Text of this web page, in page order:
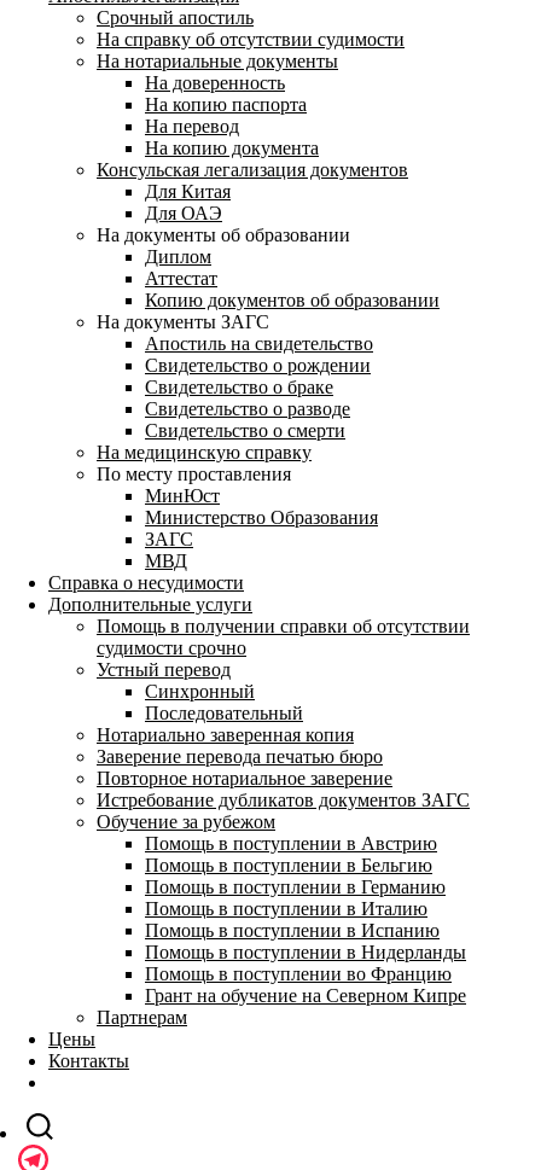
Срочный апостиль
На справку об отсутствии судимости
На нотариальные документы
На доверенность
На копию паспорта
На перевод
На копию документа
Консульская легализация документов
Для Китая
Для ОАЭ
На документы об образовании
Диплом
Аттестат
Копию документов об образовании
На документы ЗАГС
Апостиль на свидетельство
Свидетельство о рождении
Свидетельство о браке
Свидетельство о разводе
Свидетельство о смерти
На медицинскую справку
По месту проставления
МинЮст
Министерство Образования
ЗАГС
МВД
Справка о несудимости
Дополнительные услуги
Помощь в получении справки об отсутствии
судимости срочно
Устный перевод
Синхронный
Последовательный
Нотариально заверенная копия
Заверение перевода печатью бюро
Повторное нотариальное заверение
Истребование дубликатов документов ЗАГС
Обучение за рубежом
Помощь в поступлении в Австрию
Помощь в поступлении в Бельгию
Помощь в поступлении в Германию
Помощь в поступлении в Италию
Помощь в поступлении в Испанию
Помощь в поступлении в Нидерланды
Помощь в поступлении во Францию
Грант на обучение на Северном Кипре
Партнерам
Цены
Контакты